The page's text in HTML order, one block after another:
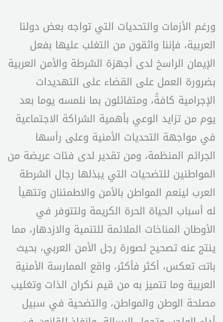
ورغم الأزمات والتحديات التي تواجه بعض دولنا
العربية، فإننا واثقون من التغلب عليها بفعل
الإيمان الراسخ لدى أجهزة الشرطة والأمن العربية
بضرورة العمل على القضاء على التهديدات
الإجرامية كافةً، ومتفائلون بما نلمسه يوما بعد
يوم من تزايد الوعي بأهمية الشراكة الاجتماعية
في مواجهة التحديات الأمنية وعلى رأسها
الجرائم المنظمة، ومن تقدير لدى فئات عريضة من
المواطنين للتضحيات التي يبذلها رجال الشرطة
العرب لينعم المواطن بالأمن والاطمئنان وتتهيأ
له أسباب الحياة الحرة الكريمة ولتتوفر في
الأوطان المناخات الملائمة للتنمية والازدهار، مما
ينتج عنه تصحيح لصورة رجل الأمن العربي، بحيث
باتت تعكس، أكثر فأكثر، واقع الممارسة الأمنية
العربية وما تتميز به من قيم نكران الذات وتغليب
مصلحة الوطن والمواطن، والتضحية في سبيل